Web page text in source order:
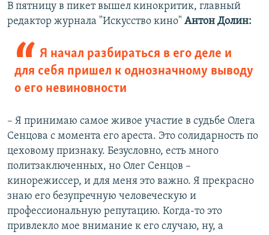
В пятницу в пикет вышел кинокритик, главный
редактор журнала "Искусство кино" Антон Долин:
Я начал разбираться в его деле и
для себя пришел к однозначному выводу
о его невиновности
– Я принимаю самое живое участие в судьбе Олега
Сенцова с момента его ареста. Это солидарность по
цеховому признаку. Безусловно, есть много
политзаключенных, но Олег Сенцов –
кинорежиссер, и для меня это важно. Я прекрасно
знаю его безупречную человеческую и
профессиональную репутацию. Когда-то это
привлекло мое внимание к его случаю, ну, а